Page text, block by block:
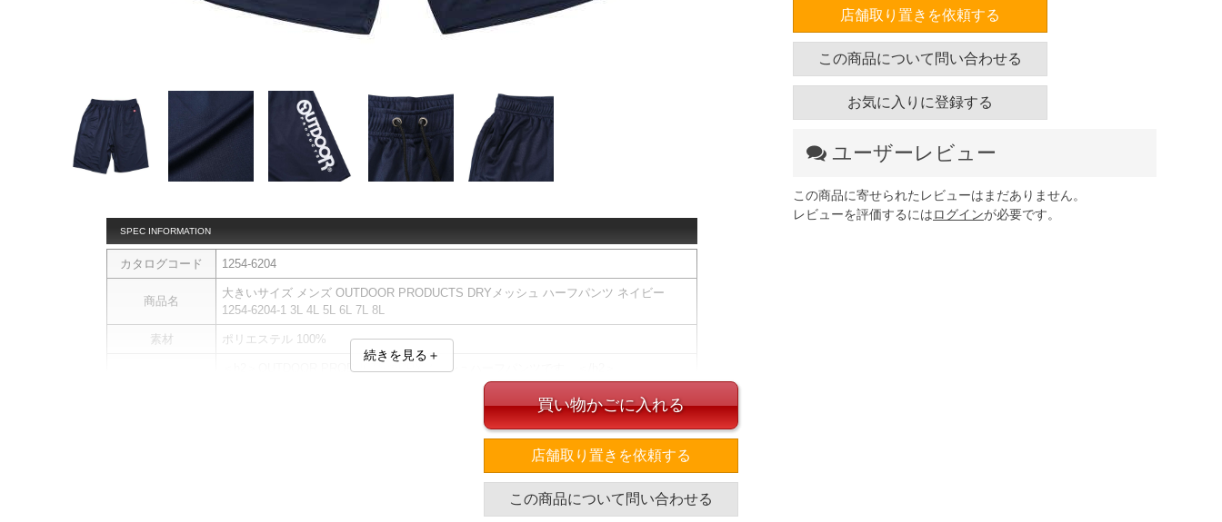
SPEC INFORMATION
カタログコード 1254-6204
商品名
大きいサイズ メンズ OUTDOOR PRODUCTS DRYメッシュ ハーフパンツ ネイビー
1254-6204-1 3L 4L 5L 6L 7L 8L
素材 ポリエステル 100%
＜h2＞OUTDOOR PRODUCTSのDRYメッシュハーフパンツです。＜/h2＞
シンプルで着回しやすいデザインのハーフパンツ。
軽やかな穿き心地で、汗ばむ季節にも快適に着用できるアイテムです。
続きを見る＋
店舗取り置きを依頼する
この商品について問い合わせる
お気に入りに登録する
ユーザーレビュー
この商品に寄せられたレビューはまだありません。
レビューを評価するにはログインが必要です。
買い物かごに入れる
店舗取り置きを依頼する
この商品について問い合わせる